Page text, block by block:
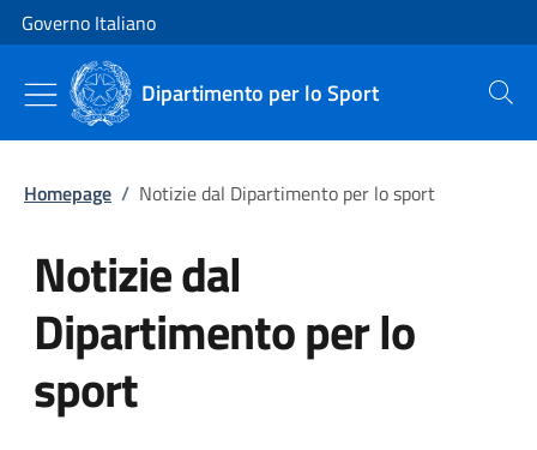
Vai al contenuto
Vai alla navigazione del sito
Governo Italiano
Dipartimento per lo Sport Cerca
Homepage / Notizie dal Dipartimento per lo sport
Notizie dal
Dipartimento per lo
sport